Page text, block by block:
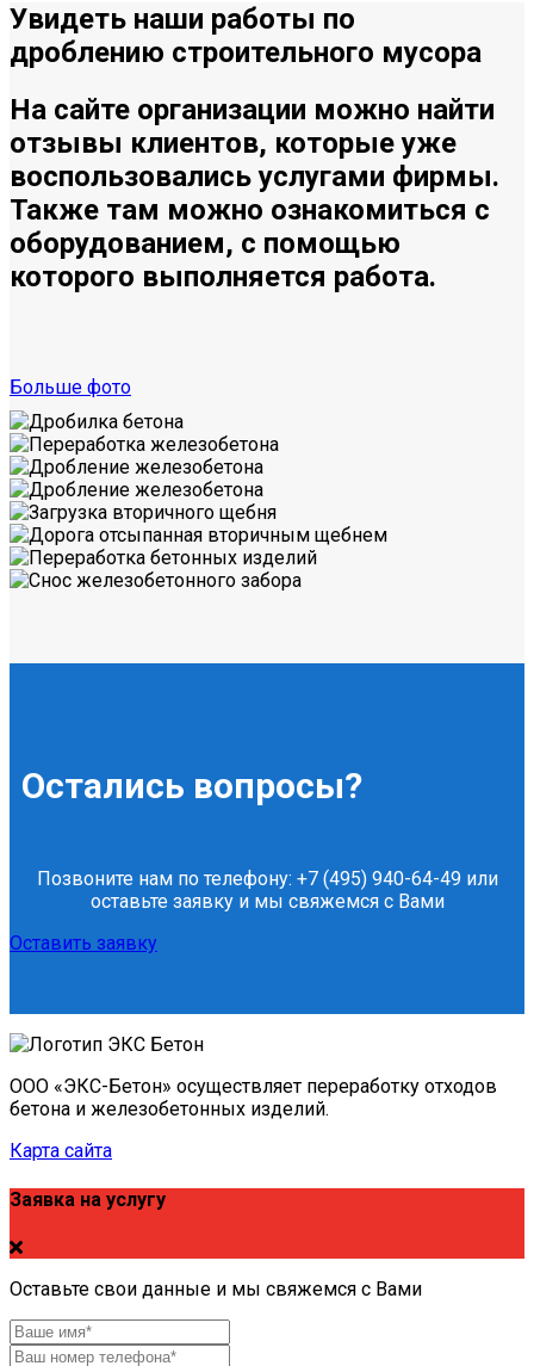
Увидеть наши работы по
дроблению строительного мусора
На сайте организации можно найти
отзывы клиентов, которые уже
воспользовались услугами фирмы.
Также там можно ознакомиться с
оборудованием, с помощью
которого выполняется работа.
Больше фото
Остались вопросы?
Позвоните нам по телефону: +7 (495) 940-64-49 или
оставьте заявку и мы свяжемся с Вами
Оставить заявку
ООО «ЭКС-Бетон» осуществляет переработку отходов
бетона и железобетонных изделий.
Карта сайта
Заявка на услугу
Оставьте свои данные и мы свяжемся с Вами